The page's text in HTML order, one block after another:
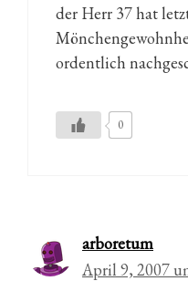
der Herr 37 hat
ordentlich
0
arboretum
April 9, 2007